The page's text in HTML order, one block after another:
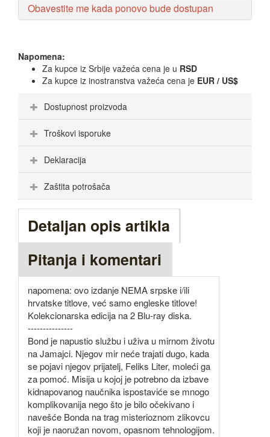
Obavestite me kada ponovo bude dostupan
Napomena:
Za kupce iz Srbije važeća cena je u RSD
Za kupce iz inostranstva važeća cena je EUR / US$
Dostupnost proizvoda
Troškovi isporuke
Deklaracija
Zaštita potrošača
Detaljan opis artikla
Pitanja i komentari
napomena: ovo izdanje NEMA srpske i/ili
hrvatske titlove, već samo engleske titlove!
Kolekcionarska edicija na 2 Blu-ray diska.
---------------
Bond je napustio službu i uživa u mirnom životu
na Jamajci. Njegov mir neće trajati dugo, kada
se pojavi njegov prijatelj, Feliks Liter, moleći ga
za pomoć. Misija u kojoj je potrebno da izbave
kidnapovanog naučnika ispostaviće se mnogo
komplikovanija nego što je bilo očekivano i
navešće Bonda na trag misterioznom zlikovcu
koji je naoružan novom, opasnom tehnologijom.